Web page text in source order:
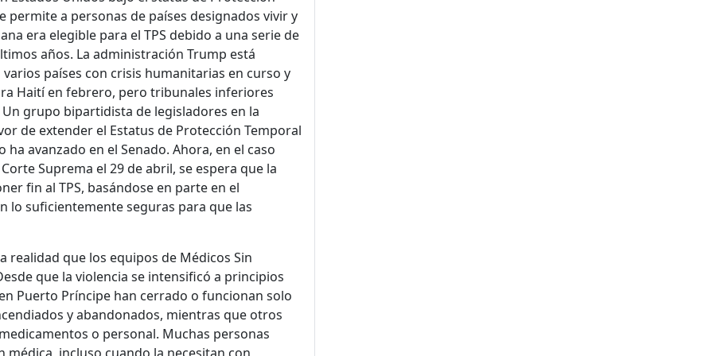
a personas de países designados vivir y
era elegible para el TPS debido a una serie de
años. La administración Trump está
países con crisis humanitarias en curso y
Haití en febrero, pero tribunales inferiores
grupo bipartidista de legisladores en la
de extender el Estatus de Protección Temporal
avanzado en el Senado. Ahora, en el caso
Suprema el 29 de abril, se espera que la
fin al TPS, basándose en parte en el
lo suficientemente seguras para que las
realidad que los equipos de Médicos Sin
que la violencia se intensificó a principios
Puerto Príncipe han cerrado o funcionan solo
y abandonados, mientras que otros
o personal. Muchas personas